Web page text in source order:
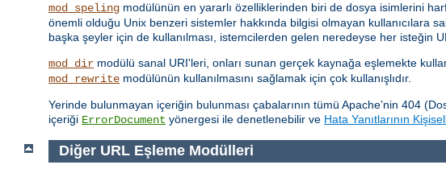
mod_speling modülünün en yararlı özelliklerinden biri de dosya isimlerini
önemli olduğu Unix benzeri sistemler hakkında bilgisi olmayan kullanıcılara
başka şeyler için de kullanılması, istemcilerden gelen neredeyse her isteğin
mod_dir modülü sanal URI'leri, onları sunan gerçek kaynağa eşlemekte
mod_rewrite modülünün kullanılmasını sağlamak için çok kullanışlıdır.
Yerinde bulunmayan içeriğin bulunması çabalarının tümü Apache’nin 404
içeriği ErrorDocument yönergesi ile denetlenebilir ve Hata Yanıtlarının
Diğer URL Eşleme Modülleri